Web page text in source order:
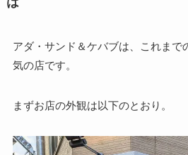
アダ・サンド＆ケバブは、これまで
気の店です。
まずお店の外観は以下のとおり。